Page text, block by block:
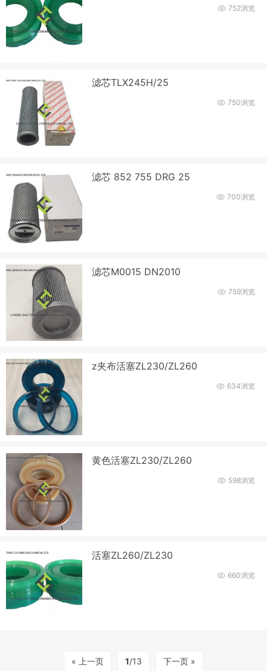
752浏览
滤芯TLX245H/25
750浏览
滤芯 852 755 DRG 25
700浏览
滤芯M0015 DN2010
759浏览
z夹布活塞ZL230/ZL260
634浏览
黄色活塞ZL230/ZL260
598浏览
活塞ZL260/ZL230
660浏览
« 上一页 1/13 下一页 »